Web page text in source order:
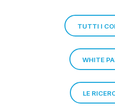
TUTTI I
WHITE
LE